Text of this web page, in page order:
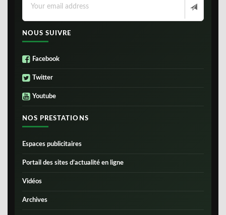
NOUS SUIVRE
Facebook
Twitter
Youtube
NOS PRESTATIONS
Espaces publicitaires
Portail des sites d’actualité en ligne
Vidéos
Archives